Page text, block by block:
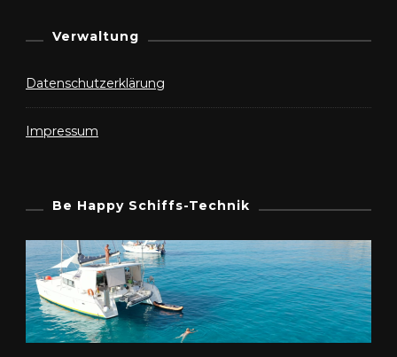
Verwaltung
Datenschutzerklärung
Impressum
Be Happy Schiffs-Technik